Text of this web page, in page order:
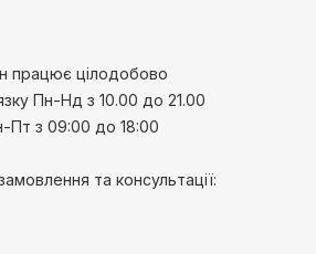
працює цілодобово
Пн-Нд з 10.00 до 21.00
Пт з 09:00 до 18:00
та консультації: